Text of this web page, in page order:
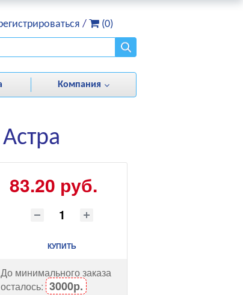
/ (0)
Компания
83.20 руб.
КУПИТЬ
До минимального заказа
осталось: 3000р.